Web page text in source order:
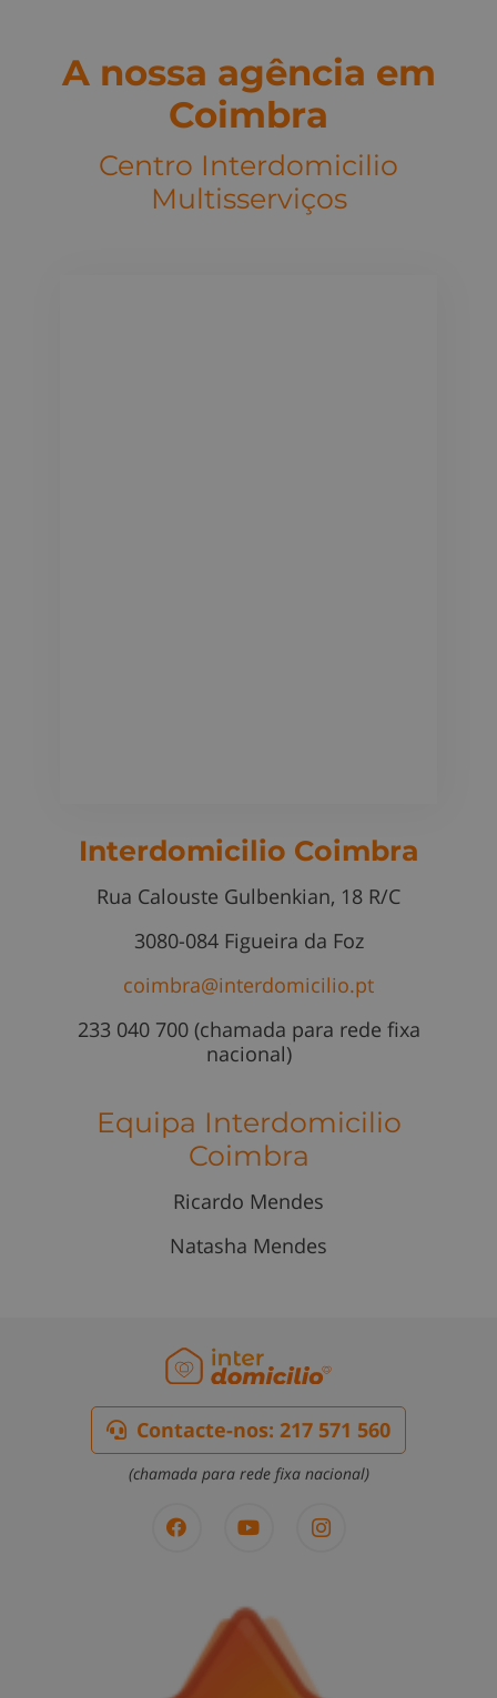
A nossa agência em
Coimbra
Centro Interdomicilio
Multisserviços
Interdomicilio Coimbra
Rua Calouste Gulbenkian, 18 R/C
3080-084 Figueira da Foz
coimbra@interdomicilio.pt
233 040 700 (chamada para rede fixa
nacional)
Equipa Interdomicilio
Coimbra
Ricardo Mendes
Natasha Mendes
Contacte-nos: 217 571 560
(chamada para rede fixa nacional)